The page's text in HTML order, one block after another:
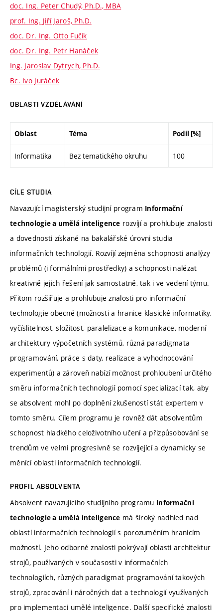
doc. Ing. Peter Chudý, Ph.D., MBA
prof. Ing. Jiří Jaroš, Ph.D.
doc. Dr. Ing. Otto Fučík
doc. Dr. Ing. Petr Hanáček
Ing. Jaroslav Dytrych, Ph.D.
Bc. Ivo Juráček
OBLASTI VZDĚLÁVÁNÍ
Oblast Téma Podíl [%]
Informatika Bez tematického okruhu 100
CÍLE STUDIA
Navazující magisterský studijní program Informační
technologie a umělá inteligence rozvíjí a prohlubuje znalosti
a dovednosti získané na bakalářské úrovni studia
informačních technologií. Rozvíjí zejména schopnosti analýzy
problémů (i formálními prostředky) a schopnosti nalézat
kreativně jejich řešení jak samostatně, tak i ve vedení týmu.
Přitom rozšiřuje a prohlubuje znalosti pro informační
technologie obecné (možnosti a hranice klasické informatiky,
vyčíslitelnost, složitost, paralelizace a komunikace, moderní
architektury výpočetních systémů, různá paradigmata
programování, práce s daty, realizace a vyhodnocování
experimentů) a zároveň nabízí možnost prohloubení určitého
směru informačních technologií pomocí specializací tak, aby
se absolvent mohl po doplnění zkušeností stát expertem v
tomto směru. Cílem programu je rovněž dát absolventům
schopnost hladkého celoživotního učení a přizpůsobování se
trendům ve velmi progresivně se rozvíjející a dynamicky se
měnící oblasti informačních technologií.
PROFIL ABSOLVENTA
Absolvent navazujícího studijního programu Informační
technologie a umělá inteligence má široký nadhled nad
oblastí informačních technologií s porozuměním hranicím
možností. Jeho odborné znalosti pokrývají oblasti architektur
strojů, používaných v současosti v informačních
technologiích, různých paradigmat programování takových
strojů, zpracování i náročných dat a technologií využívaných
pro implementaci umělé inteligence. Další specifické znalosti